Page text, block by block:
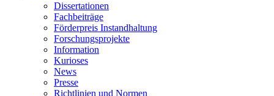
Dissertationen
Fachbeiträge
Förderpreis Instandhaltung
Forschungsprojekte
Information
Kurioses
News
Presse
Richtlinien und Normen